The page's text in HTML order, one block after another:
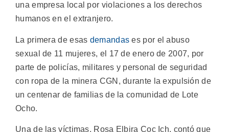
una empresa local por violaciones a los derechos
humanos en el extranjero.
La primera de esas demandas es por el abuso
sexual de 11 mujeres, el 17 de enero de 2007, por
parte de policías, militares y personal de seguridad
con ropa de la minera CGN, durante la expulsión de
un centenar de familias de la comunidad de Lote
Ocho.
Una de las víctimas, Rosa Elbira Coc Ich, contó que